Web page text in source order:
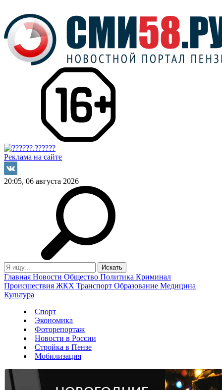
Реклама на сайте
20:05, 06 августа 2026
Главная Новости Общество Политика Криминал
Происшествия ЖКХ Транспорт Образование Медицина
Культура
Спорт
Экономика
Фоторепортаж
Новости в России
Стройка в Пензе
Мобилизация